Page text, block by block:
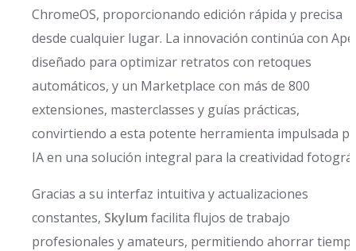
ChromeOS, proporcionando edición rápida y precisa
desde cualquier lugar. La innovación continúa con
diseñado para optimizar retratos con retoques
automáticos, y un Marketplace con más de 800
extensiones, masterclasses y guías prácticas,
convirtiendo a esta potente herramienta impulsada
IA en una solución integral para la creatividad
Gracias a su interfaz intuitiva y actualizaciones
constantes, Skylum facilita flujos de trabajo
profesionales y amateurs, permitiendo ahorrar